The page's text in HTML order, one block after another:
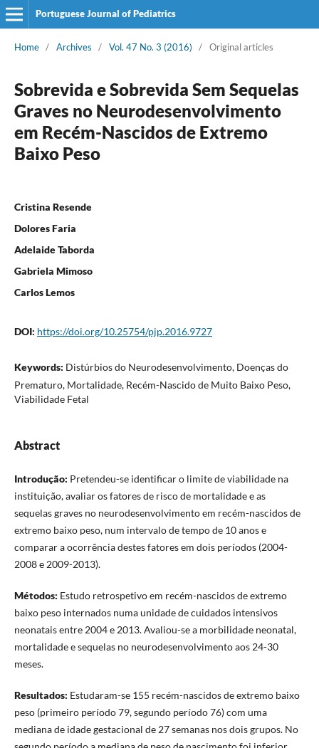
Portuguese Journal of Pediatrics
Home / Archives / Vol. 47 No. 3 (2016) / Original articles
Sobrevida e Sobrevida Sem Sequelas
Graves no Neurodesenvolvimento
em Recém-Nascidos de Extremo
Baixo Peso
Cristina Resende
Dolores Faria
Adelaide Taborda
Gabriela Mimoso
Carlos Lemos
DOI: https://doi.org/10.25754/pjp.2016.9727
Keywords: Distúrbios do Neurodesenvolvimento, Doenças do
Prematuro, Mortalidade, Recém-Nascido de Muito Baixo Peso,
Viabilidade Fetal
Abstract
Introdução: Pretendeu-se identificar o limite de viabilidade na
instituição, avaliar os fatores de risco de mortalidade e as
sequelas graves no neurodesenvolvimento em recém-nascidos de
extremo baixo peso, num intervalo de tempo de 10 anos e
comparar a ocorrência destes fatores em dois períodos (2004-
2008 e 2009-2013).
Métodos: Estudo retrospetivo em recém-nascidos de extremo
baixo peso internados numa unidade de cuidados intensivos
neonatais entre 2004 e 2013. Avaliou-se a morbilidade neonatal,
mortalidade e sequelas no neurodesenvolvimento aos 24-30
meses.
Resultados: Estudaram-se 155 recém-nascidos de extremo baixo
peso (primeiro período 79, segundo período 76) com uma
mediana de idade gestacional de 27 semanas nos dois grupos. No